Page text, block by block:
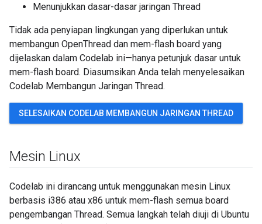
Menunjukkan dasar-dasar jaringan Thread
Tidak ada penyiapan lingkungan yang diperlukan untuk
membangun OpenThread dan mem-flash board yang
dijelaskan dalam Codelab ini—hanya petunjuk dasar untuk
mem-flash board. Diasumsikan Anda telah menyelesaikan
Codelab Membangun Jaringan Thread.
SELESAIKAN CODELAB MEMBANGUN JARINGAN THREAD
Mesin Linux
Codelab ini dirancang untuk menggunakan mesin Linux
berbasis i386 atau x86 untuk mem-flash semua board
pengembangan Thread. Semua langkah telah diuji di Ubuntu